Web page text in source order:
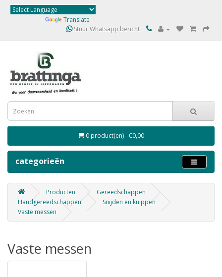
Translate
Stuur Whatsapp bericht
0 product(en) - €0,00
categorieën
Producten
Gereedschappen
Handgereedschappen
Snijden en knippen
Vaste messen
Vaste messen